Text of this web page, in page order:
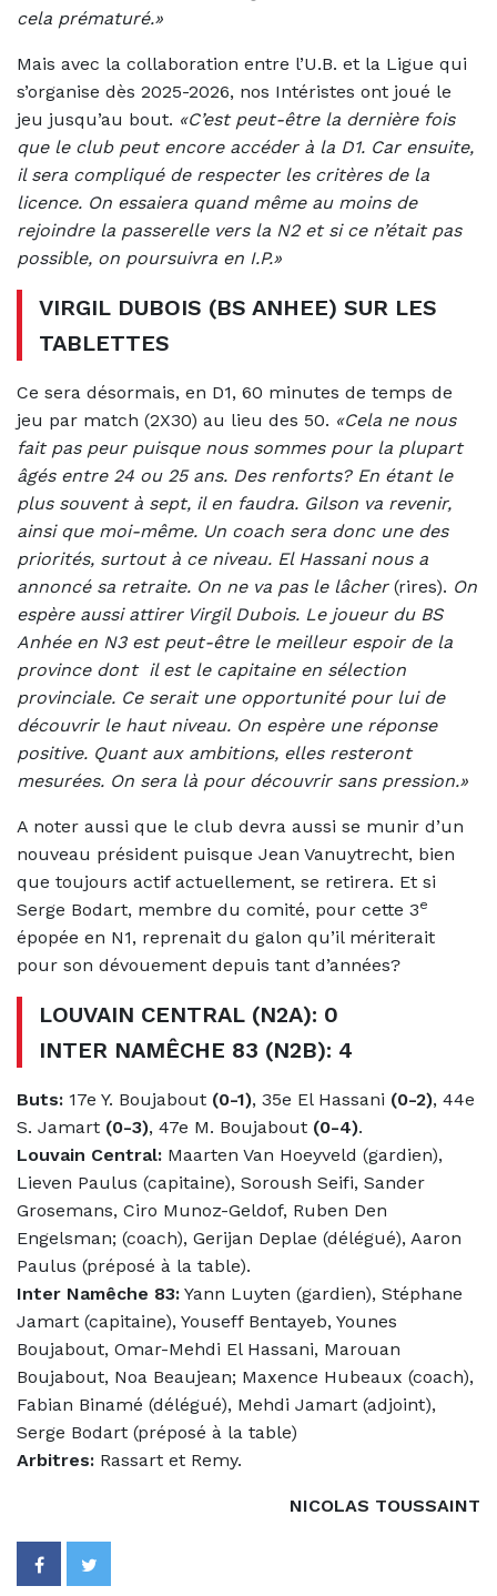
cela prématuré.»
Mais avec la collaboration entre l’U.B. et la Ligue qui
s’organise dès 2025-2026, nos Intéristes ont joué le
jeu jusqu’au bout. «C’est peut-être la dernière fois
que le club peut encore accéder à la D1. Car ensuite,
il sera compliqué de respecter les critères de la
licence. On essaiera quand même au moins de
rejoindre la passerelle vers la N2 et si ce n’était pas
possible, on poursuivra en I.P.»
VIRGIL DUBOIS (BS ANHEE) SUR LES
TABLETTES
Ce sera désormais, en D1, 60 minutes de temps de
jeu par match (2X30) au lieu des 50. «Cela ne nous
fait pas peur puisque nous sommes pour la plupart
âgés entre 24 ou 25 ans. Des renforts? En étant le
plus souvent à sept, il en faudra. Gilson va revenir,
ainsi que moi-même. Un coach sera donc une des
priorités, surtout à ce niveau. El Hassani nous a
annoncé sa retraite. On ne va pas le lâcher (rires). On
espère aussi attirer Virgil Dubois. Le joueur du BS
Anhée en N3 est peut-être le meilleur espoir de la
province dont il est le capitaine en sélection
provinciale. Ce serait une opportunité pour lui de
découvrir le haut niveau. On espère une réponse
positive. Quant aux ambitions, elles resteront
mesurées. On sera là pour découvrir sans pression.»
A noter aussi que le club devra aussi se munir d’un
nouveau président puisque Jean Vanuytrecht, bien
que toujours actif actuellement, se retirera. Et si
Serge Bodart, membre du comité, pour cette 3e
épopée en N1, reprenait du galon qu’il mériterait
pour son dévouement depuis tant d’années?
LOUVAIN CENTRAL (N2A): 0
INTER NAMÊCHE 83 (N2B): 4
Buts: 17e Y. Boujabout (0-1), 35e El Hassani (0-2), 44e
S. Jamart (0-3), 47e M. Boujabout (0-4).
Louvain Central: Maarten Van Hoeyveld (gardien),
Lieven Paulus (capitaine), Soroush Seifi, Sander
Grosemans, Ciro Munoz-Geldof, Ruben Den
Engelsman; (coach), Gerijan Deplae (délégué), Aaron
Paulus (préposé à la table).
Inter Namêche 83: Yann Luyten (gardien), Stéphane
Jamart (capitaine), Youseff Bentayeb, Younes
Boujabout, Omar-Mehdi El Hassani, Marouan
Boujabout, Noa Beaujean; Maxence Hubeaux (coach),
Fabian Binamé (délégué), Mehdi Jamart (adjoint),
Serge Bodart (préposé à la table)
Arbitres: Rassart et Remy.
NICOLAS TOUSSAINT